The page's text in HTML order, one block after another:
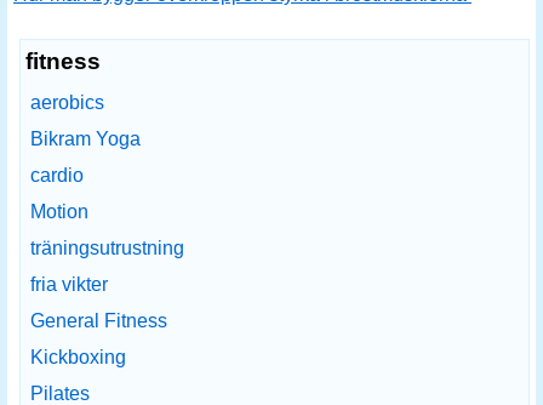
fitness
aerobics
Bikram Yoga
cardio
Motion
träningsutrustning
fria vikter
General Fitness
Kickboxing
Pilates